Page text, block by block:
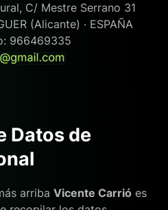
C/ Mestre Serrano 31
(Alicante) · ESPAÑA
966469335
Datos de
arriba Vicente Carrió es